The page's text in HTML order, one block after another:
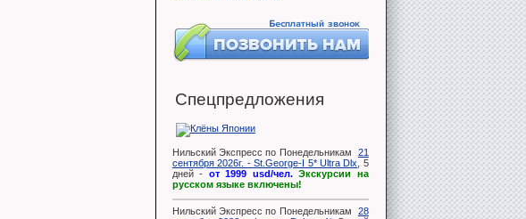
Спецпредложения
Нильский Экспресс по Понедельникам
21
сентября 2026г. - St.George-I 5* Ultra Dlx
, 5
дней - от 1999 usd/чел. Экскурсии на
русском языке включены!
Нильский Экспресс по Понедельникам
28